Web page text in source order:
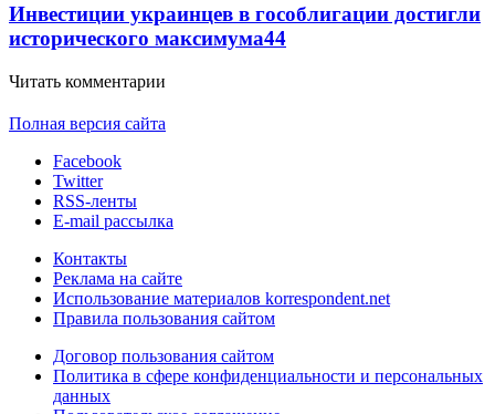
Инвестиции украинцев в гособлигации достигли
исторического максимума44
Читать комментарии
Полная версия сайта
Facebook
Twitter
RSS-ленты
E-mail рассылка
Контакты
Реклама на сайте
Использование материалов korrespondent.net
Правила пользования сайтом
Договор пользования сайтом
Политика в сфере конфиденциальности и персональных
данных